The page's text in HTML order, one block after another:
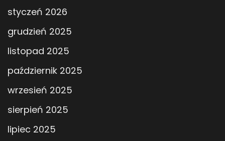
styczeń 2026
grudzień 2025
listopad 2025
październik 2025
wrzesień 2025
sierpień 2025
lipiec 2025